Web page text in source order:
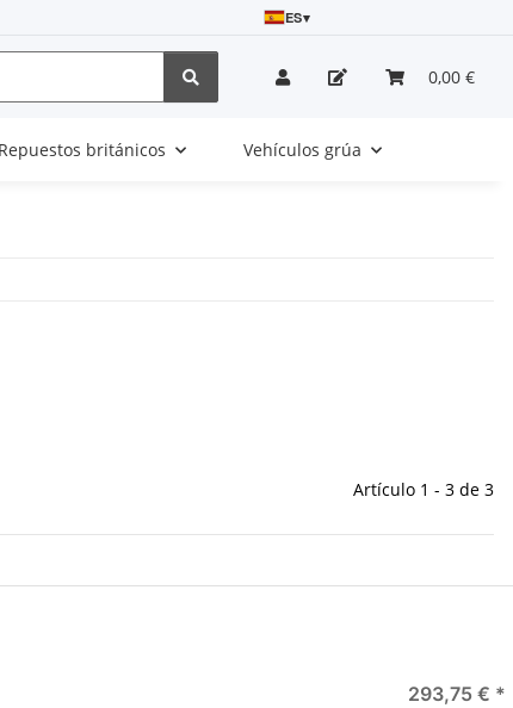
ES▾
0,00 €
Repuestos británicos Vehículos grúa
Artículo 1 - 3 de 3
293,75 € *